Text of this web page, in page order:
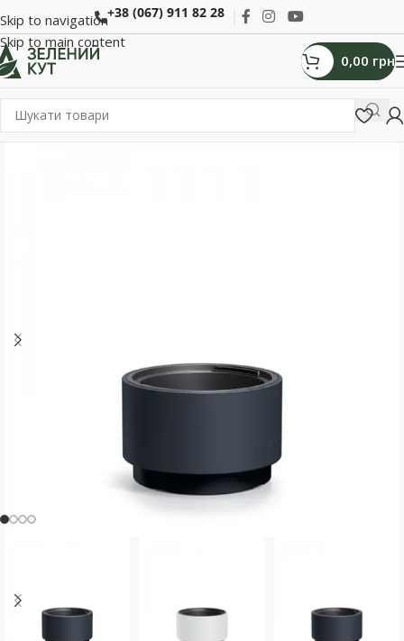
Skip to navigation
Skip to main content
+38 (067) 911 82 28
0,00 грн